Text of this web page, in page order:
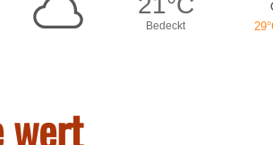
wert